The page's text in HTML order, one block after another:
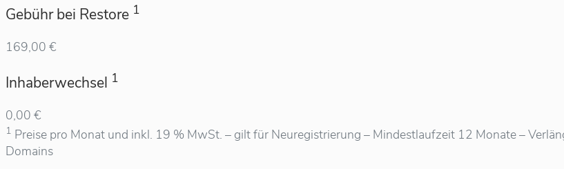
Gebühr bei Restore 1
169,00 €
Inhaberwechsel 1
0,00 €
1 Preise pro Monat und inkl. 19 % MwSt. – gilt für Neuregistrierung – Mindestlaufzeit 12 Monate –
Domains